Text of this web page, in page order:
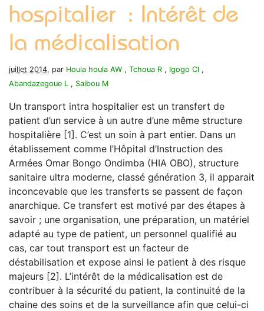
hospitalier : Intérêt de
la médicalisation
juillet 2014, par Houla houla AW , Tchoua R , Igogo CI ,
Abandazegoue L , Saibou M
Un transport intra hospitalier est un transfert de
patient d’un service à un autre d’une même structure
hospitalière [1]. C’est un soin à part entier. Dans un
établissement comme l’Hôpital d’Instruction des
Armées Omar Bongo Ondimba (HIA OBO), structure
sanitaire ultra moderne, classé génération 3, il apparait
inconcevable que les transferts se passent de façon
anarchique. Ce transfert est motivé par des étapes à
savoir ; une organisation, une préparation, un matériel
adapté au type de patient, un personnel qualifié au
cas, car tout transport est un facteur de
déstabilisation et expose ainsi le patient à des risque
majeurs [2]. L’intérêt de la médicalisation est de
contribuer à la sécurité du patient, la continuité de la
chaine des soins et de la surveillance afin que celui-ci